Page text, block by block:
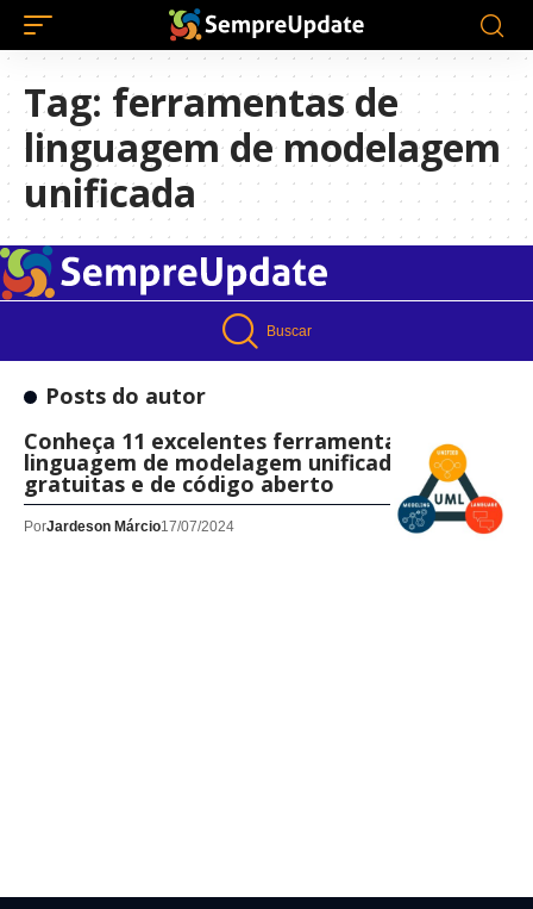
Tag: ferramentas de
linguagem de modelagem
unificada
Buscar
Posts do autor
Conheça 11 excelentes ferramentas de
linguagem de modelagem unificada
gratuitas e de código aberto
PorJardeson Márcio17/07/2024